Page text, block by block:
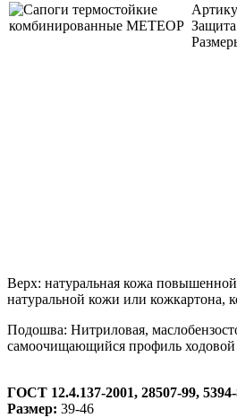
Верх: натуральная кожа
натуральной кожи или кожкартона,
Подошва: Нитриловая,
самоочищающийся профиль ходовой
ГОСТ 12.4.137-2001, 28507-99,
Размер: 39-46